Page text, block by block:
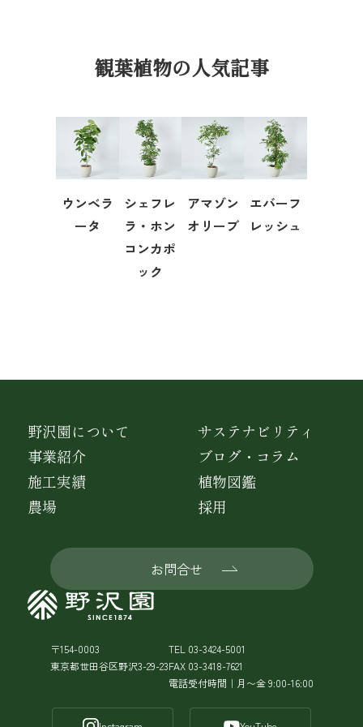
観葉植物の人気記事
ウンベラ
ータ
シェフレ
ラ・ホン
コンカポ
ック
アマゾン
オリーブ
エバーフ
レッシュ
〒154-0003
東京都世田谷区野沢3-29-23
TEL 03-3424-5001
FAX 03-3418-7621
電話受付時間｜月〜金 9:00-16:00
野沢園について
事業紹介
施工実績
農場
サステナビリティ
ブログ・コラム
植物図鑑
採用
お問合せ